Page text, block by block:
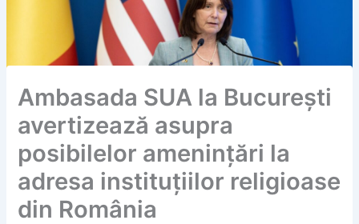
Ambasada SUA la București
avertizează asupra
posibilelor amenințări la
adresa instituțiilor religioase
din România